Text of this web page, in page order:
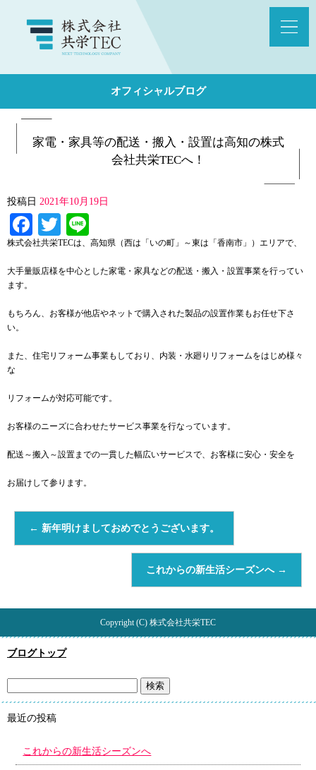
オフィシャルブログ
家電・家具等の配送・搬入・設置は高知の株式
会社共栄TECへ！
投稿日 2021年10月19日
Facebook
Twitter
株式会社共栄TECは、高知県（西は「いの町」～東は「香南市」）エリアで、
大手量販店様を中心とした家電・家具などの配送・搬入・設置事業を行ってい
ます。
もちろん、お客様が他店やネットで購入された製品の設置作業もお任せ下さ
い。
また、住宅リフォーム事業もしており、内装・水廻りリフォームをはじめ様々
な
リフォームが対応可能です。
お客様のニーズに合わせたサービス事業を行なっています。
配送～搬入～設置までの一貫した幅広いサービスで、お客様に安心・安全を
お届けして参ります。
← 新年明けましておめでとうございます。
これからの新生活シーズンへ →
Copyright (C) 株式会社共栄TEC
ブログトップ
最近の投稿
これからの新生活シーズンへ